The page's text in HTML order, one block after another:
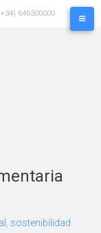
646300000
sostenibilidad